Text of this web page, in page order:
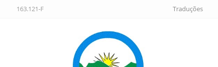
163.121-F Traduções